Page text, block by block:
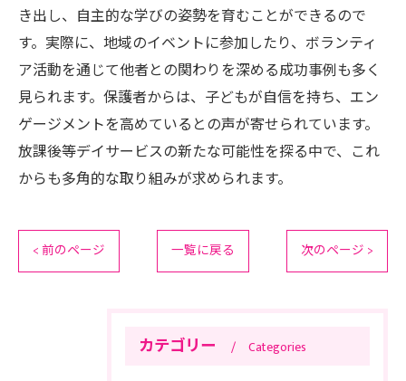
き出し、自主的な学びの姿勢を育むことができるので
す。実際に、地域のイベントに参加したり、ボランティ
ア活動を通じて他者との関わりを深める成功事例も多く
見られます。保護者からは、子どもが自信を持ち、エン
ゲージメントを高めているとの声が寄せられています。
放課後等デイサービスの新たな可能性を探る中で、これ
からも多角的な取り組みが求められます。
< 前のページ 一覧に戻る 次のページ >
カテゴリー Categories